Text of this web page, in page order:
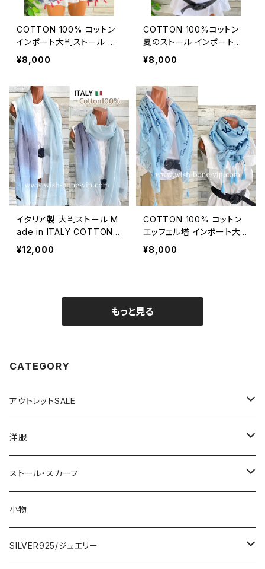
COTTON 100% コットン
インポート大判ストール ｜
ロングストール・心地よい肌
触りのスカーフ/ネイビー＆
¥8,000
COTTON 100%コットン
夏のストール インポート大
判・ロングストール・通気
性・肌触り良いスカーフ/エ
¥8,000
イタリア製 大判ストール M
ade in ITALY COTTON 1
00% コットン｜ロングスト
ール・心地よい肌触りのスカ
¥12,000
COTTON 100% コットン
エッフェル塔 インポート大
判ストール ・心地よい肌触
りのスカーフ/ブルー＆ネイ
¥8,000
もっと見る
CATEGORY
アウトレットSALE
1000円
2000円
3000円
5000円
洋服
インポートワンピース
ロング・マキシ
ひざ・ミディ
トップス・カーディガン・アウター
カーディガン
スカート・パンツ
ストール・スカーフ
大判ストール・ロングスカーフ
小さめスカーフ
小物
SILVER925/ジュエリー